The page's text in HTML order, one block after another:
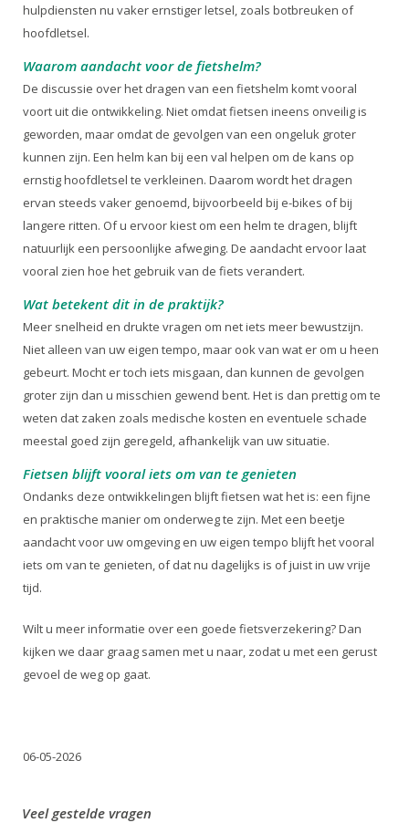
hulpdiensten nu vaker ernstiger letsel, zoals botbreuken of
hoofdletsel.
Waarom aandacht voor de fietshelm?
De discussie over het dragen van een fietshelm komt vooral
voort uit die ontwikkeling. Niet omdat fietsen ineens onveilig is
geworden, maar omdat de gevolgen van een ongeluk groter
kunnen zijn. Een helm kan bij een val helpen om de kans op
ernstig hoofdletsel te verkleinen. Daarom wordt het dragen
ervan steeds vaker genoemd, bijvoorbeeld bij e-bikes of bij
langere ritten. Of u ervoor kiest om een helm te dragen, blijft
natuurlijk een persoonlijke afweging. De aandacht ervoor laat
vooral zien hoe het gebruik van de fiets verandert.
Wat betekent dit in de praktijk?
Meer snelheid en drukte vragen om net iets meer bewustzijn.
Niet alleen van uw eigen tempo, maar ook van wat er om u heen
gebeurt. Mocht er toch iets misgaan, dan kunnen de gevolgen
groter zijn dan u misschien gewend bent. Het is dan prettig om te
weten dat zaken zoals medische kosten en eventuele schade
meestal goed zijn geregeld, afhankelijk van uw situatie.
Fietsen blijft vooral iets om van te genieten
Ondanks deze ontwikkelingen blijft fietsen wat het is: een fijne
en praktische manier om onderweg te zijn. Met een beetje
aandacht voor uw omgeving en uw eigen tempo blijft het vooral
iets om van te genieten, of dat nu dagelijks is of juist in uw vrije
tijd.
Wilt u meer informatie over een goede fietsverzekering? Dan
kijken we daar graag samen met u naar, zodat u met een gerust
gevoel de weg op gaat.
06-05-2026
Veel gestelde vragen